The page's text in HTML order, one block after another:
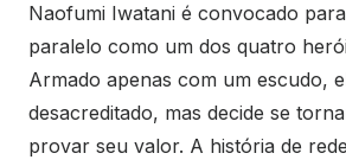
Naofumi Iwatani é convocado
paralelo como um dos quatro
Armado apenas com um escudo,
desacreditado, mas decide se
provar seu valor. A história de